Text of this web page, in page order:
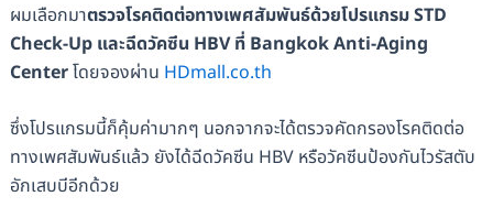
ผมเลือกมาตรวจโรคติดต่อทางเพศสัมพันธ์ด้วยโปรแกรม STD
Check-Up และฉีดวัคซีน HBV ที่ Bangkok Anti-Aging
Centerโดยจองผ่าน HDmall.co.th
ซึ่งโปรแกรมนี้ก็คุ้มค่ามากๆ นอกจากจะได้ตรวจคัดกรองโรคติดต่อ
ทางเพศสัมพันธ์แล้ว ยังได้ฉีดวัคซีน HBV หรือวัคซีนป้องกันไวรัสตับ
อักเสบบีอีกด้วย